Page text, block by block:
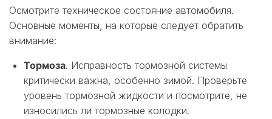
Осмотрите техническое состояние автомобиля.
Основные моменты, на которые следует обратить
внимание:
Тормоза. Исправность тормозной системы
критически важна, особенно зимой. Проверьте
уровень тормозной жидкости и посмотрите, не
износились ли тормозные колодки.